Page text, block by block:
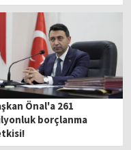
Önal'a 261
borçlanma